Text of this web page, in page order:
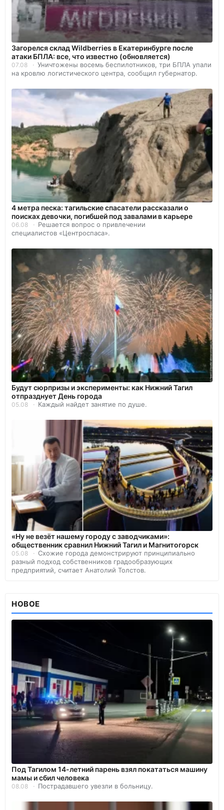
Загорелся склад Wildberries в Екатеринбурге после
атаки БПЛА: все, что известно (обновляется)
07.08
Уничтожены восемь беспилотников, три БПЛА упали
на кровлю логистического центра, сообщил губернатор.
4 метра песка: тагильские спасатели рассказали о
поисках девочки, погибшей под завалами в карьере
06.08
Решается вопрос о привлечении
специалистов «Центроспаса».
Будут сюрпризы и эксперименты: как Нижний Тагил
отпразднует День города
05.08 Каждый найдет занятие по душе.
«Ну не везёт нашему городу с заводчиками»:
общественник сравнил Нижний Тагил и Магнитогорск
05.08
Схожие города демонстрируют принципиально
разный подход собственников градообразующих
предприятий, считает Анатолий Толстов.
НОВОЕ
Под Тагилом 14-летний парень взял покататься машину
мамы и сбил человека
08.08 Пострадавшего увезли в больницу.